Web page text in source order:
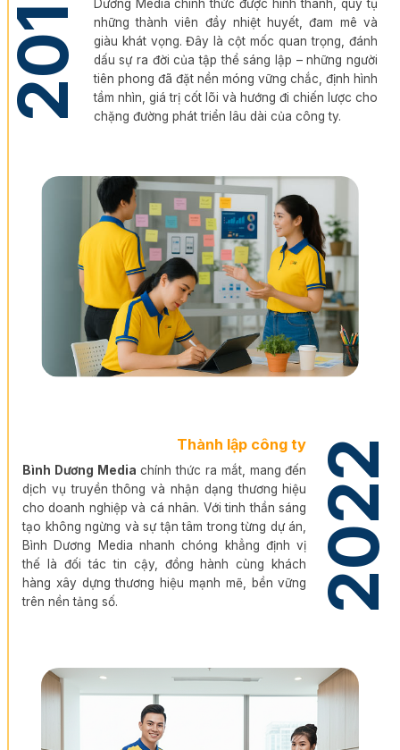
2019
Dương Media chính thức được hình thành, quy tụ
những thành viên đầy nhiệt huyết, đam mê và
giàu khát vọng. Đây là cột mốc quan trọng, đánh
dấu sự ra đời của tập thể sáng lập – những người
tiên phong đã đặt nền móng vững chắc, định hình
tầm nhìn, giá trị cốt lõi và hướng đi chiến lược cho
chặng đường phát triển lâu dài của công ty.
Thành lập công ty
Bình Dương Media chính thức ra mắt, mang đến
dịch vụ truyền thông và nhận dạng thương hiệu
cho doanh nghiệp và cá nhân. Với tinh thần sáng
tạo không ngừng và sự tận tâm trong từng dự án,
Bình Dương Media nhanh chóng khẳng định vị
thế là đối tác tin cậy, đồng hành cùng khách
hàng xây dựng thương hiệu mạnh mẽ, bền vững
trên nền tảng số.
2022